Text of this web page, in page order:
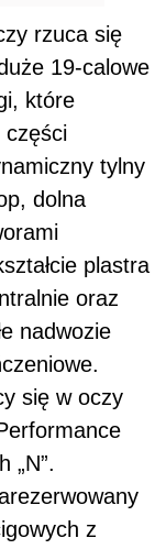
rzuca się
19-calowe
które
części
tylny
dolna
plastra
oraz
nadwozie
się w oczy
„N”.
z